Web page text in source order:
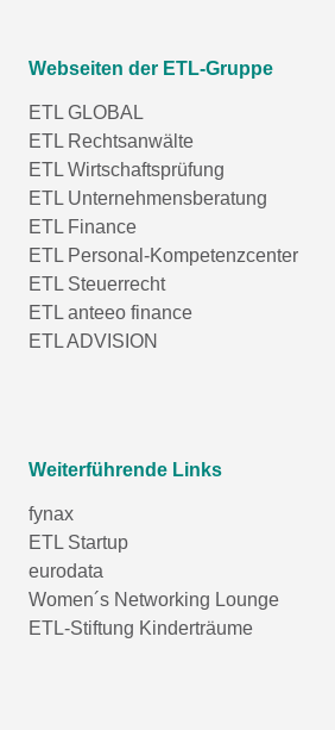
Webseiten der ETL-Gruppe
ETL GLOBAL
ETL Rechtsanwälte
ETL Wirtschaftsprüfung
ETL Unternehmensberatung
ETL Finance
ETL Personal-Kompetenzcenter
ETL Steuerrecht
ETL anteeo finance
ETL ADVISION
Weiterführende Links
fynax
ETL Startup
eurodata
Women´s Networking Lounge
ETL-Stiftung Kinderträume